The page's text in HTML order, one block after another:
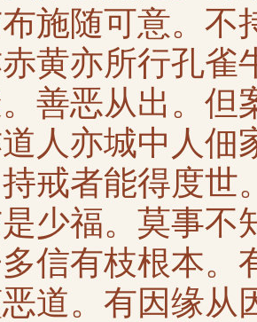
施随可意。不
黄亦所行孔雀
善恶从出。但
人亦城中人佃
戒者能得度世
少福。莫事不
信有枝根本。
道。有因缘从